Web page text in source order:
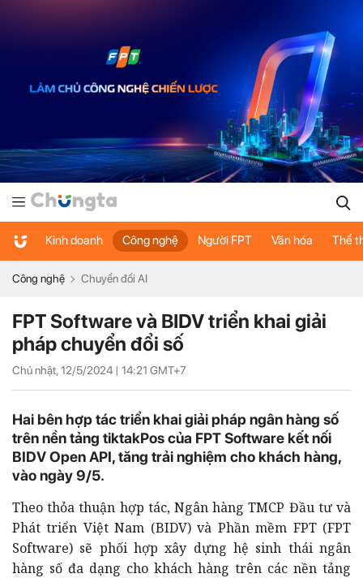
Kinh doanh Công nghệ Người FPT Văn hóa Thể
Công nghệ Chuyển đổi AI
FPT Software và BIDV triển khai giải
pháp chuyển đổi số
Chủ nhật, 12/5/2024 | 14:21 GMT+7
Hai bên hợp tác triển khai giải pháp ngân hàng số
trên nền tảng tiktakPos của FPT Software kết nối
BIDV Open API, tăng trải nghiệm cho khách hàng,
vào ngày 9/5.
Theo thỏa thuận hợp tác, Ngân hàng TMCP Đầu tư và
Phát triển Việt Nam (BIDV) và Phần mềm FPT (FPT
Software) sẽ phối hợp xây dựng hệ sinh thái ngân
hàng số đa dạng cho khách hàng trên các nền tảng